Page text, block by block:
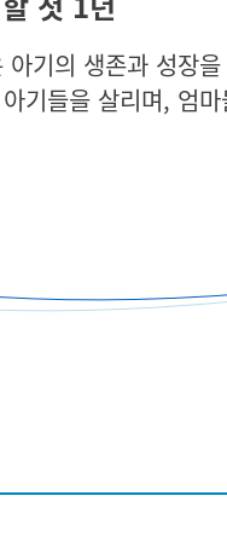
기의 생존과 성장
기들을 살리며, 엄